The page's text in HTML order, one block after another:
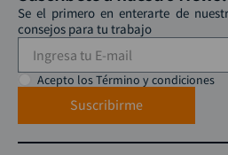
Se el primero en enterarte de
consejos para tu trabajo
Acepto los Término y condiciones
Suscribirme